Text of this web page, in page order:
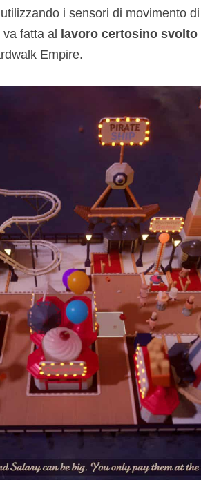
i sensori di movimento
fatta al
lavoro certosino
Empire.